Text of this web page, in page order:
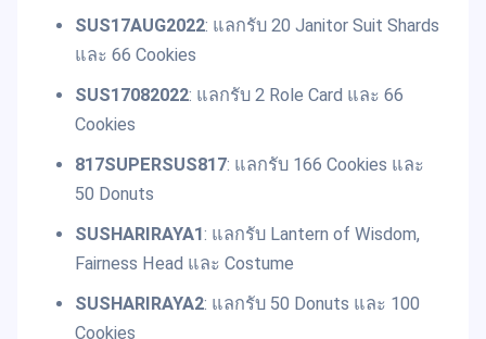
SUS17AUG2022: แลกรับ 20 Janitor Suit Shards
และ 66 Cookies
SUS17082022: แลกรับ 2 Role Card และ 66
Cookies
817SUPERSUS817: แลกรับ 166 Cookies และ
50 Donuts
SUSHARIRAYA1: แลกรับ Lantern of Wisdom,
Fairness Head และ Costume
SUSHARIRAYA2: แลกรับ 50 Donuts และ 100
Cookies